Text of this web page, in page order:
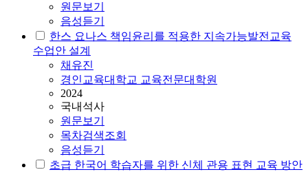
원문보기
음성듣기
한스 요나스 책임윤리를 적용한 지속가능발전교육
수업안 설계
채유진
경인교육대학교 교육전문대학원
2024
국내석사
원문보기
목차검색조회
음성듣기
초급 한국어 학습자를 위한 신체 관용 표현 교육 방안